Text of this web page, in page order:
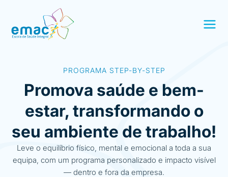
PROGRAMA STEP-BY-STEP
Promova saúde e bem-
estar, transformando o
seu ambiente de trabalho!
Leve o equilíbrio físico, mental e emocional a toda a sua
equipa, com um programa personalizado e impacto visível
— dentro e fora da empresa.